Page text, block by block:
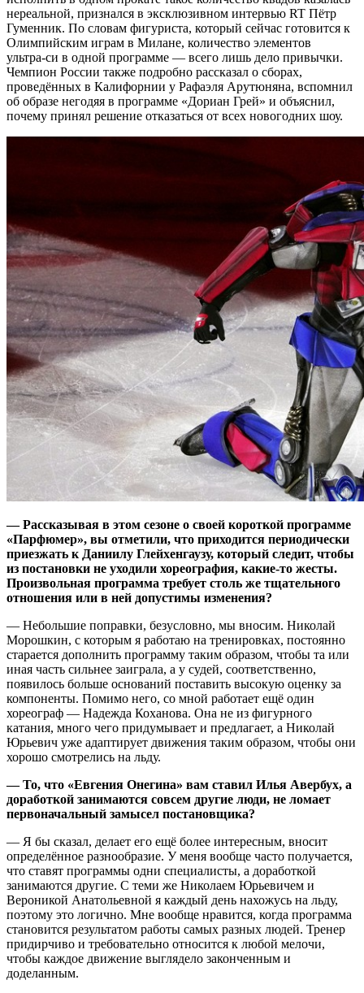
нереальной, признался в эксклюзивном интервью RT Пётр
Гуменник. По словам фигуриста, который сейчас готовится к
Олимпийским играм в Милане, количество элементов
ультра‑си в одной программе — всего лишь дело привычки.
Чемпион России также подробно рассказал о сборах,
проведённых в Калифорнии у Рафаэля Арутюняна, вспомнил
об образе негодяя в программе «Дориан Грей» и объяснил,
почему принял решение отказаться от всех новогодних шоу.
— Рассказывая в этом сезоне о своей короткой программе
«Парфюмер», вы отметили, что приходится периодически
приезжать к Даниилу Глейхенгаузу, который следит, чтобы
из постановки не уходили хореография, какие-то жесты.
Произвольная программа требует столь же тщательного
отношения или в ней допустимы изменения?
— Небольшие поправки, безусловно, мы вносим. Николай
Морошкин, с которым я работаю на тренировках, постоянно
старается дополнить программу таким образом, чтобы та или
иная часть сильнее заиграла, а у судей, соответственно,
появилось больше оснований поставить высокую оценку за
компоненты. Помимо него, со мной работает ещё один
хореограф — Надежда Коханова. Она не из фигурного
катания, много чего придумывает и предлагает, а Николай
Юрьевич уже адаптирует движения таким образом, чтобы они
хорошо смотрелись на льду.
— То, что «Евгения Онегина» вам ставил Илья Авербух, а
доработкой занимаются совсем другие люди, не ломает
первоначальный замысел постановщика?
— Я бы сказал, делает его ещё более интересным, вносит
определённое разнообразие. У меня вообще часто получается,
что ставят программы одни специалисты, а доработкой
занимаются другие. С теми же Николаем Юрьевичем и
Вероникой Анатольевной я каждый день нахожусь на льду,
поэтому это логично. Мне вообще нравится, когда программа
становится результатом работы самых разных людей. Тренер
придирчиво и требовательно относится к любой мелочи,
чтобы каждое движение выглядело законченным и
доделанным.